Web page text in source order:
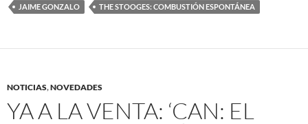
JAIME GONZALO THE STOOGES: COMBUSTIÓN ESPONTÁNEA
NOTICIAS,NOVEDADES
YA A LA VENTA: ‘CAN: EL